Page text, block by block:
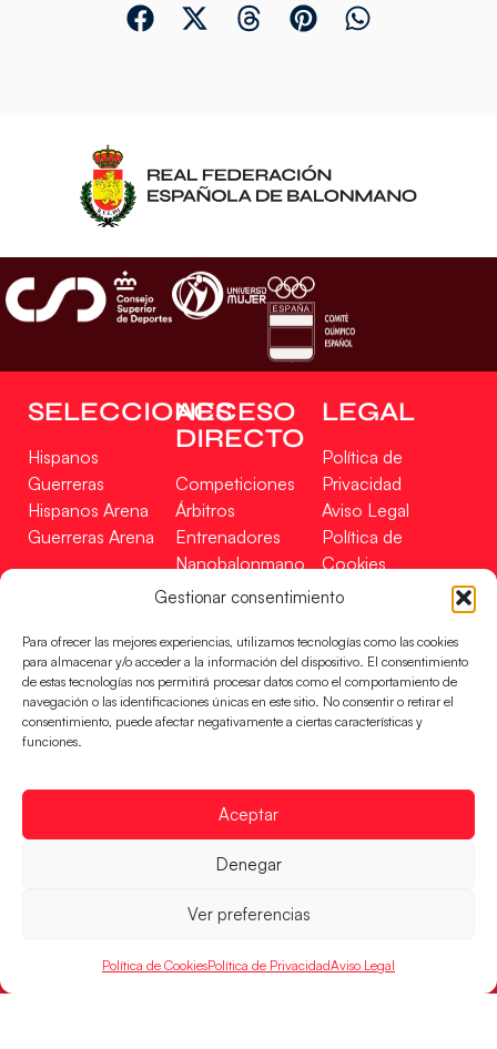
Gestionar consentimiento
Para ofrecer las mejores experiencias, utilizamos tecnologías como las cookies
para almacenar y/o acceder a la información del dispositivo. El consentimiento
de estas tecnologías nos permitirá procesar datos como el comportamiento de
navegación o las identificaciones únicas en este sitio. No consentir o retirar el
consentimiento, puede afectar negativamente a ciertas características y
funciones.
Aceptar
Denegar
Ver preferencias
Política de CookiesPolítica de PrivacidadAviso Legal
SELECCIONES
Hispanos
Guerreras
Hispanos Arena
Guerreras Arena
ACCESO
DIRECTO
Competiciones
Árbitros
Entrenadores
Nanobalonmano
Tienda
LEGAL
Política de
Privacidad
Aviso Legal
Política de
Cookies
Mapa Web
Incidencias
CONTACTO
EN
FINANCIADO
RFEBM © 2024. Todos los derechos reservados –
Desarrollado por